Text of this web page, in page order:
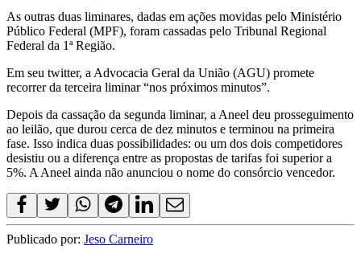
As outras duas liminares, dadas em ações movidas pelo Ministério
Público Federal (MPF), foram cassadas pelo Tribunal Regional
Federal da 1ª Região.
Em seu twitter, a Advocacia Geral da União (AGU) promete
recorrer da terceira liminar “nos próximos minutos”.
Depois da cassação da segunda liminar, a Aneel deu prosseguimento
ao leilão, que durou cerca de dez minutos e terminou na primeira
fase. Isso indica duas possibilidades: ou um dos dois competidores
desistiu ou a diferença entre as propostas de tarifas foi superior a
5%. A Aneel ainda não anunciou o nome do consórcio vencedor.
Publicado por: Jeso Carneiro